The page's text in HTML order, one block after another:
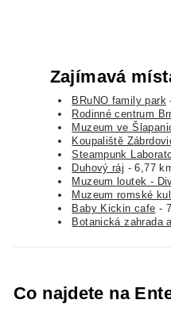
Zajímavá
BRuNO family park
Rodinné centrum
Muzeum ve
Koupaliště
Steampunk
Duhový ráj - 6,77
Muzeum loutek -
Muzeum romské
Baby Kickin cafe -
Botanická zahrada
Co najdete na